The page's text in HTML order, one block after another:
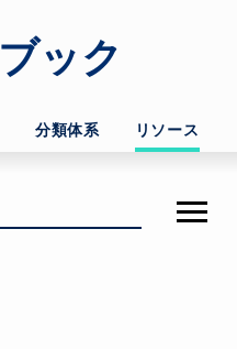
ブック
分類体系 リソース